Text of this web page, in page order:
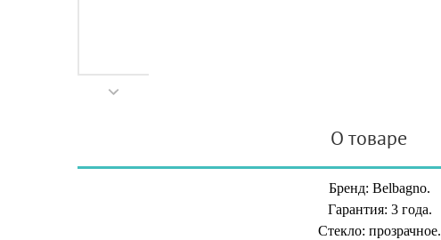
О товаре
Бренд: Belbagno.
Гарантия: 3 года.
Стекло: прозрачное.